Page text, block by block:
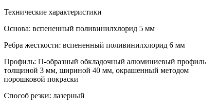
Технические характеристики
Основа: вспененный поливинилхлорид 5 мм
Ребра жесткости: вспененный поливинилхлорид 6 мм
Профиль: П-образный обкладочный алюминиевый профиль
толщиной 3 мм, шириной 40 мм, окрашенный методом
порошковой покраски
Способ резки: лазерный